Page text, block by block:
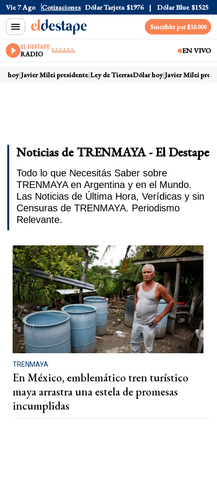
Vie 7 Ago Cotizaciones
Dólar Oficial $1520 Dólar Tarjeta $1976 Dólar Blue $1525
Suscribite por $10.000
EL DESTAPE
RADIO EN VIVO
hoy Javier Milei presidente Ley de TierrasDólar hoy Javier Milei
Noticias de TRENMAYA - El Destape
Todo lo que Necesitás Saber sobre
TRENMAYA en Argentina y en el Mundo.
Las Noticias de Última Hora, Verídicas y sin
Censuras de TRENMAYA. Periodismo
Relevante.
TRENMAYA
En México, emblemático tren turístico
maya arrastra una estela de promesas
incumplidas